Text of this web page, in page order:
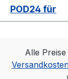
POD24 für
Alle